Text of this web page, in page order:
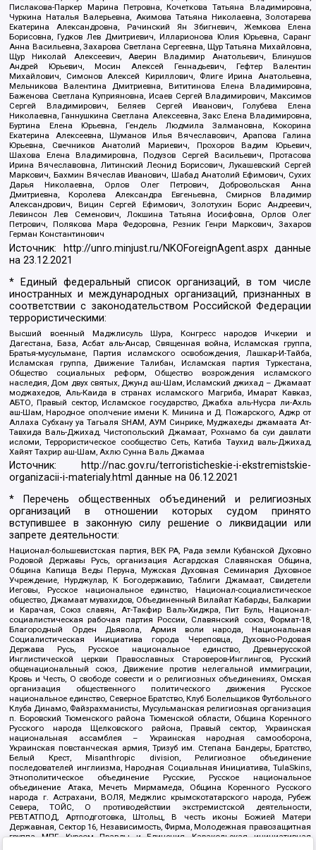
Пислакова-Паркер Марина Петровна, Кочеткова Татьяна Владимировна,
Чуркина Наталья Валерьевна, Акимова Татьяна Николаевна, Золотарева
Екатерина Александровна, Рачинский Ян Збигневич, Жемкова Елена
Борисовна, Гудков Лев Дмитриевич, Илларионова Юлия Юрьевна, Саранг
Анна Васильевна, Захарова Светлана Сергеевна, Щур Татьяна Михайловна,
Щур Николай Алексеевич, Аверин Владимир Анатольевич, Блинушов
Андрей Юрьевич, Мосин Алексей Геннадьевич, Гефтер Валентин
Михайлович, Симонов Алексей Кириллович, Флиге Ирина Анатольевна,
Мельникова Валентина Дмитриевна, Вититинова Елена Владимировна,
Баженова Светлана Куприяновна, Исаев Сергей Владимирович, Максимов
Сергей Владимирович, Беляев Сергей Иванович, Голубева Елена
Николаевна, Ганнушкина Светлана Алексеевна, Закс Елена Владимировна,
Буртина Елена Юрьевна, Гендель Людмила Залмановна, Кокорина
Екатерина Алексеевна, Шуманов Илья Вячеславович, Арапова Галина
Юрьевна, Свечников Анатолий Мариевич, Прохоров Вадим Юрьевич,
Шахова Елена Владимировна, Подузов Сергей Васильевич, Протасова
Ирина Вячеславовна, Литинский Леонид Борисович, Лукашевский Сергей
Маркович, Бахмин Вячеслав Иванович, Шабад Анатолий Ефимович, Сухих
Дарья Николаевна, Орлов Олег Петрович, Добровольская Анна
Дмитриевна, Королева Александра Евгеньевна, Смирнов Владимир
Александрович, Вицин Сергей Ефимович, Золотухин Борис Андреевич,
Левинсон Лев Семенович, Локшина Татьяна Иосифовна, Орлов Олег
Петрович, Полякова Мара Федоровна, Резник Генри Маркович, Захаров
Герман Константинович
Источник: http://unro.minjust.ru/NKOForeignAgent.aspxданные
на23.12.2021
* Единый федеральный список организаций, в том числе
иностранных и международных организаций, признанных в
соответствии с законодательством Российской Федерации
террористическими:
Высший военный Маджлисуль Шура, Конгресс народов Ичкерии и
Дагестана, База, Асбат аль-Ансар, Священная война, Исламская группа,
Братья-мусульмане, Партия исламского освобождения, Лашкар-И-Тайба,
Исламская группа, Движение Талибан, Исламская партия Туркестана,
Общество социальных реформ, Общество возрождения исламского
наследия, Дом двух святых, Джунд аш-Шам, Исламский джихад – Джамаат
моджахедов, Аль-Каида в странах исламского Магриба, Имарат Кавказ,
АБТО, Правый сектор, Исламское государство, Джабха аль-Нусра ли-Ахль
аш-Шам, Народное ополчение имени К. Минина и Д. Пожарского, Аджр от
Аллаха Субхану уа Тагьаля SHAM, АУМ Синрике, Муджахеды джамаата Ат-
Тавхида Валь-Джихад, Чистопольский Джамаат, Рохнамо ба суи давлати
исломи, Террористическое сообщество Сеть, Катиба Таухид валь-Джихад,
Хайят Тахрир аш-Шам, Ахлю Сунна Валь Джамаа
Источник:
http://nac.gov.ru/terroristicheskie-i-ekstremistskie-
organizacii-i-materialy.html данные на06.12.2021
* Перечень общественных объединений и религиозных
организаций в отношении которых судом принято
вступившее в законную силу решение о ликвидации или
запрете деятельности:
Национал-большевистская партия, ВЕК РА, Рада земли Кубанской Духовно
Родовой Державы Русь, организация Асгардская Славянская Община,
Община Капища Веды Перуна, Мужская Духовная Семинария Духовное
Учреждение, Нурджулар, К Богодержавию, Таблиги Джамаат, Свидетели
Иеговы, Русское национальное единство, Национал-социалистическое
общество, Джамаат мувахидов, Объединенный Вилайат Кабарды, Балкарии
и Карачая, Союз славян, Ат-Такфир Валь-Хиджра, Пит Буль, Национал-
социалистическая рабочая партия России, Славянский союз, Формат-18,
Благородный Орден Дьявола, Армия воли народа, Национальная
Социалистическая Инициатива города Череповца, Духовно-Родовая
Держава Русь, Русское национальное единство, Древнерусской
Инглистической церкви Православных Староверов-Инглингов, Русский
общенациональный союз, Движение против нелегальной иммиграции,
Кровь и Честь, О свободе совести и о религиозных объединениях, Омская
организация общественного политического движения Русское
национальное единство, Северное Братство, Клуб Болельщиков Футбольного
Клуба Динамо, Файзрахманисты, Мусульманская религиозная организация
п. Боровский Тюменского района Тюменской области, Община Коренного
Русского народа Щелковского района, Правый сектор, Украинская
национальная ассамблея – Украинская народная самооборона,
Украинская повстанческая армия, Тризуб им. Степана Бандеры, Братство,
Белый Крест, Misanthropic division, Религиозное объединение
последователей инглиизма, Народная Социальная Инициатива, TulaSkins,
Этнополитическое объединение Русские, Русское национальное
объединение Атака, Мечеть Мирмамеда, Община Коренного Русского
народа г. Астрахани, ВОЛЯ, Меджлис крымскотатарского народа, Рубеж
Севера, ТОЙС, О противодействии экстремистской деятельности,
РЕВТАТПОД, Артподготовка, Штольц, В честь иконы Божией Матери
Державная, Сектор 16, Независимость, Фирма, Молодежная правозащитная
группа МПГ, Курсом Правды и Единения, Каракольская инициативная